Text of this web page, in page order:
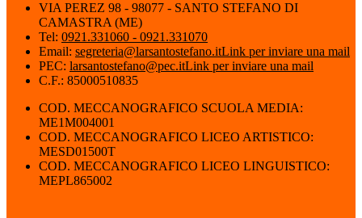
VIA PEREZ 98 - 98077 - SANTO STEFANO DI
CAMASTRA (ME)
Tel: 0921.331060 - 0921.331070
Email: segreteria@larsantostefano.itLink per inviare una mail
PEC: larsantostefano@pec.itLink per inviare una mail
C.F.: 85000510835
COD. MECCANOGRAFICO SCUOLA MEDIA:
ME1M004001
COD. MECCANOGRAFICO LICEO ARTISTICO:
MESD01500T
COD. MECCANOGRAFICO LICEO LINGUISTICO:
MEPL865002